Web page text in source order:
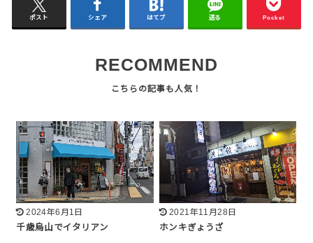
ポスト シェア はてブ 送る Pocket
RECOMMEND
2024年6月1日
千歳烏山でイタリアン
2021年11月28日
ホンキぎょうざ